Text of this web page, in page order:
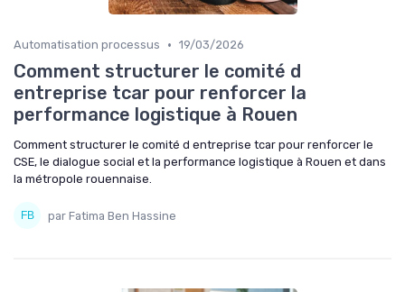
Automatisation processus • 19/03/2026
Comment structurer le comité d
entreprise tcar pour renforcer la
performance logistique à Rouen
Comment structurer le comité d entreprise tcar pour renforcer le
CSE, le dialogue social et la performance logistique à Rouen et dans
la métropole rouennaise.
par Fatima Ben Hassine